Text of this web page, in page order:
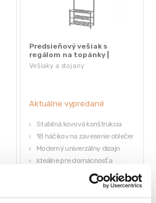
Vešiaky a stojany
Predsieňový vešiak s
regálom na topánky |
čierny
Aktuálne vypredané
Stabilná kovová konštrukcia
18 háčikov na zavesenie oblečenia
Moderný univerzálny dizajn
Ideálne pre domácnosť a
40,00€